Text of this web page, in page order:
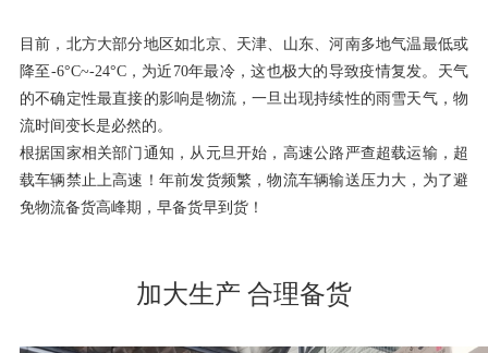
目前，北方大部分地区如北京、天津、山东、河南多地气温最低或
降至-6°C~-24°C，为近70年最冷，这也极大的导致疫情复发。天气
的不确定性最直接的影响是物流，一旦出现持续性的雨雪天气，物
流时间变长是必然的。
根据国家相关部门通知，从元旦开始，高速公路严查超载运输，超
载车辆禁止上高速！年前发货频繁，物流车辆输送压力大，为了避
免物流备货高峰期，早备货早到货！
加大生产 合理备货